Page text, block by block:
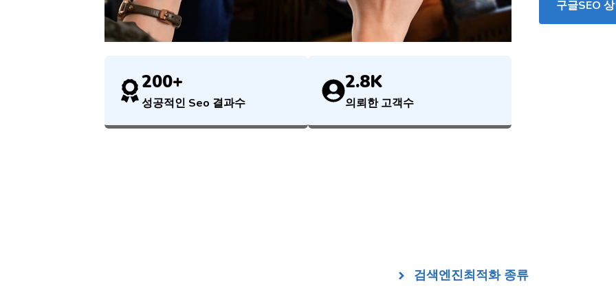
200+
성공적인 Seo 결과수
2.8K
의뢰한 고객수
구글SEO
검색엔진최적화 종류